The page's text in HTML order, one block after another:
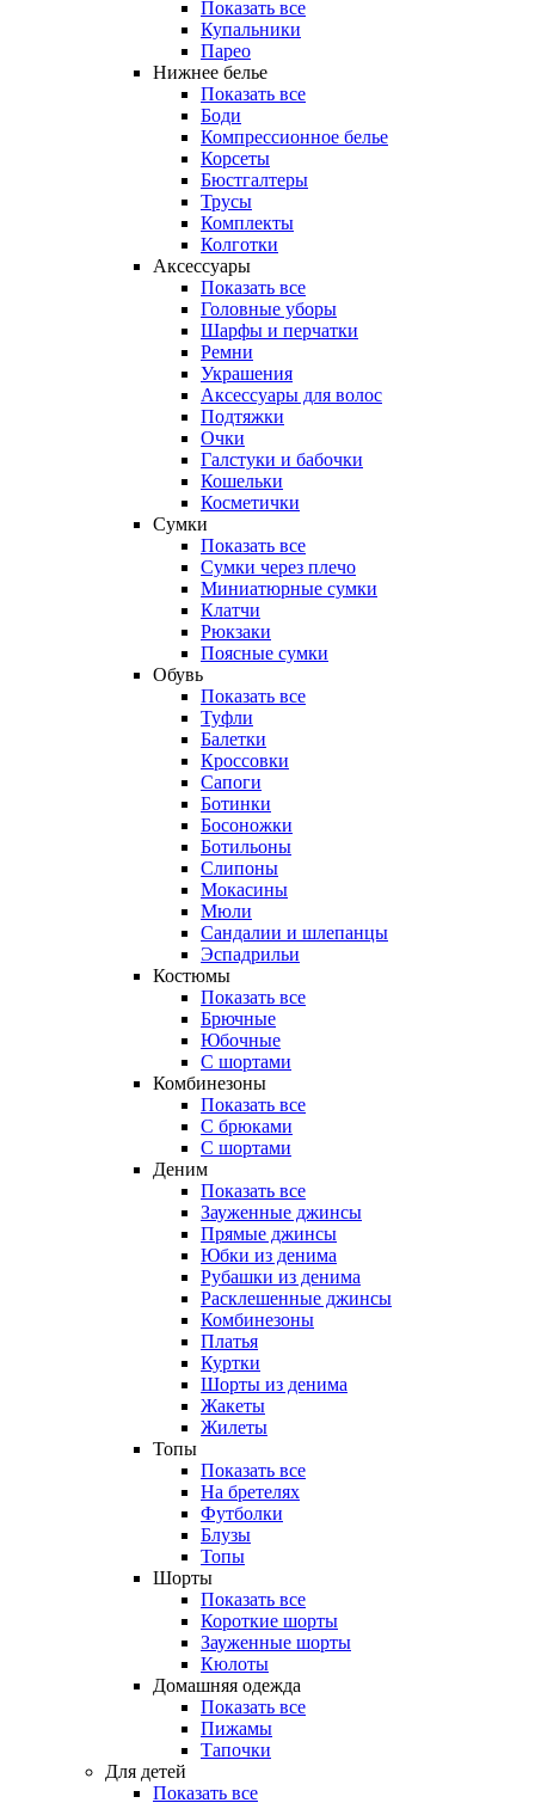
Показать все
Купальники
Парео
Нижнее белье
Показать все
Боди
Компрессионное белье
Корсеты
Бюстгалтеры
Трусы
Комплекты
Колготки
Аксессуары
Показать все
Головные уборы
Шарфы и перчатки
Ремни
Украшения
Аксессуары для волос
Подтяжки
Очки
Галстуки и бабочки
Кошельки
Косметички
Сумки
Показать все
Сумки через плечо
Миниатюрные cумки
Клатчи
Рюкзаки
Поясные сумки
Обувь
Показать все
Туфли
Балетки
Кроссовки
Сапоги
Ботинки
Босоножки
Ботильоны
Слипоны
Мокасины
Мюли
Сандалии и шлепанцы
Эспадрильи
Костюмы
Показать все
Брючные
Юбочные
С шортами
Комбинезоны
Показать все
С брюками
С шортами
Деним
Показать все
Зауженные джинсы
Прямые джинсы
Юбки из денима
Рубашки из денима
Расклешенные джинсы
Комбинезоны
Платья
Куртки
Шорты из денима
Жакеты
Жилеты
Топы
Показать все
На бретелях
Футболки
Блузы
Топы
Шорты
Показать все
Короткие шорты
Зауженные шорты
Кюлоты
Домашняя одежда
Показать все
Пижамы
Тапочки
Для детей
Показать все